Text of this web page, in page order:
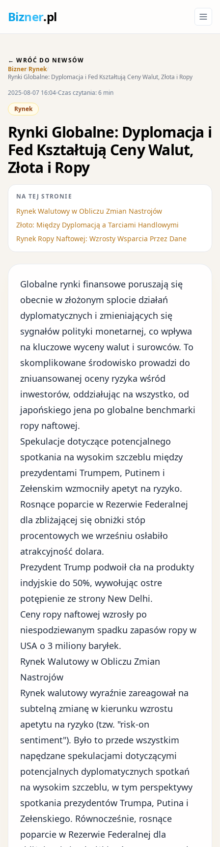
Bizner.pl
← WRÓĆ DO NEWSÓW
Bizner/Rynek/
Rynki Globalne: Dyplomacja i Fed Kształtują Ceny Walut, Złota i Ropy
2025-08-07 16:04 Czas czytania: 6 min
Rynek
Rynki Globalne: Dyplomacja i
Fed Kształtują Ceny Walut,
Złota i Ropy
NA TEJ STRONIE
Rynek Walutowy w Obliczu Zmian Nastrojów
Złoto: Między Dyplomacją a Tarciami Handlowymi
Rynek Ropy Naftowej: Wzrosty Wsparcia Przez Dane
Globalne rynki finansowe poruszają się
obecnie w złożonym splocie działań
dyplomatycznych i zmieniających się
sygnałów polityki monetarnej, co wpływa
na kluczowe wyceny walut i surowców. To
skomplikowane środowisko prowadzi do
zniuansowanej oceny ryzyka wśród
inwestorów, oddziałując na wszystko, od
japońskiego jena po globalne benchmarki
ropy naftowej.
Spekulacje dotyczące potencjalnego
spotkania na wysokim szczeblu między
prezydentami Trumpem, Putinem i
Zełenskim wzmocniły apetyt na ryzyko.
Rosnące poparcie w Rezerwie Federalnej
dla zbliżającej się obniżki stóp
procentowych we wrześniu osłabiło
atrakcyjność dolara.
Prezydent Trump podwoił cła na produkty
indyjskie do 50%, wywołując ostre
potępienie ze strony New Delhi.
Ceny ropy naftowej wzrosły po
niespodziewanym spadku zapasów ropy w
USA o 3 miliony baryłek.
Rynek Walutowy w Obliczu Zmian
Nastrojów
Rynek walutowy wyraźnie zareagował na
subtelną zmianę w kierunku wzrostu
apetytu na ryzyko (tzw. "risk-on
sentiment"). Było to przede wszystkim
napędzane spekulacjami dotyczącymi
potencjalnych dyplomatycznych spotkań
na wysokim szczeblu, w tym perspektywy
spotkania prezydentów Trumpa, Putina i
Zełenskiego. Równocześnie, rosnące
poparcie w Rezerwie Federalnej dla